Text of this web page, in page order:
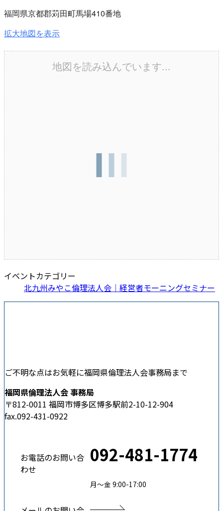
福岡県京都郡苅田町馬場410番地
拡大地図を表示
地図を読み込んでいます...
イベントカテゴリー
北九州みやこ倫理法人会｜経営者モーニングセミナー
ご不明な点はお気軽に福岡県倫理法人会事務局まで
福岡県倫理法人会 事務局
〒812-0011 福岡市博多区博多駅前2-10-12-904
fax.092-431-0922
お電話のお問い合
わせ
092-481-1774
月〜金 9:00-17:00